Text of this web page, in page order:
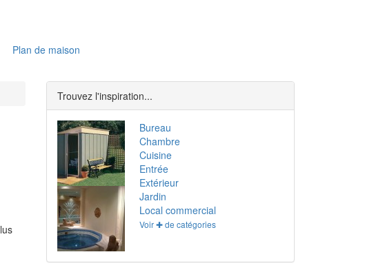
Plan de maison
Trouvez l'inspiration...
Bureau
Chambre
Cuisine
Entrée
Extérieur
Jardin
Local commercial
Voir ✚ de catégories